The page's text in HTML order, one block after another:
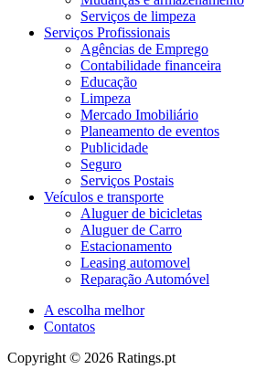
Serviços de limpeza
Serviços Profissionais
Agências de Emprego
Contabilidade financeira
Educação
Limpeza
Mercado Imobiliário
Planeamento de eventos
Publicidade
Seguro
Serviços Postais
Veículos e transporte
Aluguer de bicicletas
Aluguer de Carro
Estacionamento
Leasing automovel
Reparação Automóvel
A escolha melhor
Contatos
Copyright © 2026 Ratings.pt